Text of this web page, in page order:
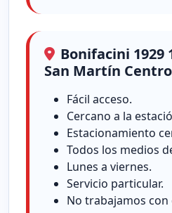
Bonifacini 1929
San Martín Centro
Fácil acceso.
Cercano a la
Estacionamiento
Todos los medios
Lunes a viernes.
Servicio particular.
No trabajamos con